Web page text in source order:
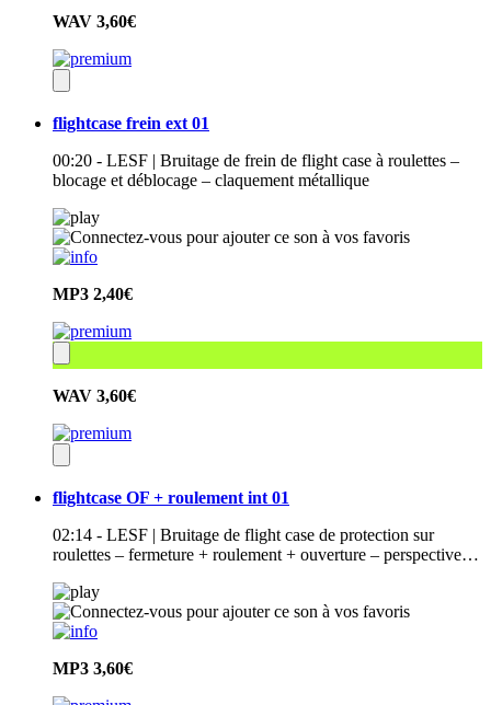
WAV 3,60€
flightcase frein ext 01
00:20 - LESF | Bruitage de frein de flight case à roulettes –
blocage et déblocage – claquement métallique
MP3 2,40€
WAV 3,60€
flightcase OF + roulement int 01
02:14 - LESF | Bruitage de flight case de protection sur
roulettes – fermeture + roulement + ouverture – perspective…
MP3 3,60€